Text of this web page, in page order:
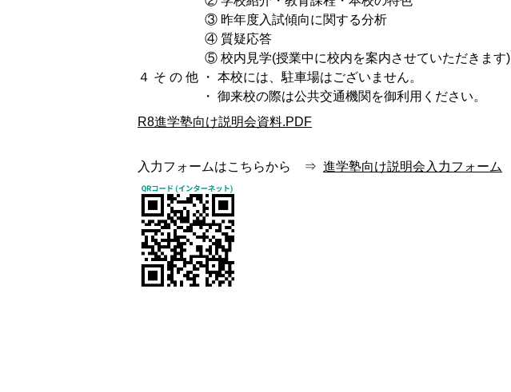
③ 昨年度入試傾向に関する分析
④ 質疑応答
⑤ 校内見学(授業中に校内を案内させていただきます)
４ そ の 他 ・ 本校には、駐車場はございません。
・ 御来校の際は公共交通機関を御利用ください。
R8進学塾向け説明会資料.PDF
入力フォームはこちらから ⇒ 進学塾向け説明会入力フォーム